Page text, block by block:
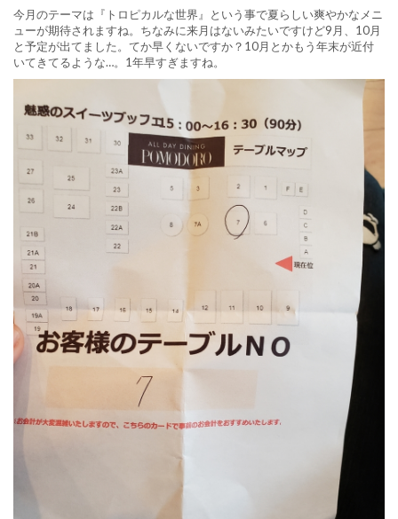
今月のテーマは『トロピカルな世界』という事で夏らしい爽やかなメニ
ューが期待されますね。ちなみに来月はないみたいですけど9月、10月
と予定が出てました。てか早くないですか？10月とかもう年末が近付
いてきてるような…。1年早すぎますね。